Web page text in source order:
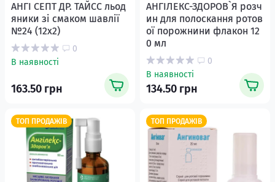
АНГІ СЕПТ ДР. ТАЙСС льод
яники зі смаком шавлії
№24 (12х2)
0
В наявності
163.50 грн
АНГІЛЕКС-ЗДОРОВ`Я розч
ин для полоскання ротов
ої порожнини флакон 12
0 мл
0
В наявності
134.50 грн
ТОП ПРОДАЖІВ ТОП ПРОДАЖІВ